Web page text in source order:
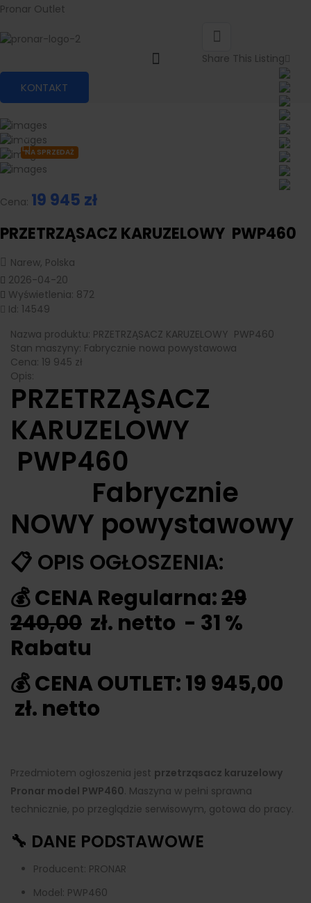
Pronar Outlet
KONTAKT
NA SPRZEDAŻ
Share This Listing
Cena: 19 945 zł
PRZETRZĄSACZ KARUZELOWY PWP460
Narew, Polska
2026-04-20
Wyświetlenia: 872
Id: 14549
Nazwa produktu: PRZETRZĄSACZ KARUZELOWY PWP460
Stan maszyny: Fabrycznie nowa powystawowa
Cena: 19 945 zł
Opis:
PRZETRZĄSACZ
KARUZELOWY
PWP460
Fabrycznie
NOWY powystawowy
📋 OPIS OGŁOSZENIA:
💰 CENA Regularna:29
240,00 zł. netto - 31 %
Rabatu
💰 CENA OUTLET: 19 945,00
zł. netto
Przedmiotem ogłoszenia jest przetrząsacz karuzelowy
Pronar model PWP460. Maszyna w pełni sprawna
technicznie, po przeglądzie serwisowym, gotowa do pracy.
🔧 DANE PODSTAWOWE
Producent: PRONAR
Model: PWP460